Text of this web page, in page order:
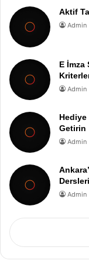
Aktif
Admin
E İmza
Admin
Getirin
Admin
Dersleri
Admin